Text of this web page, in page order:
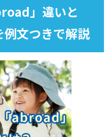
」違いと
文つきで解説